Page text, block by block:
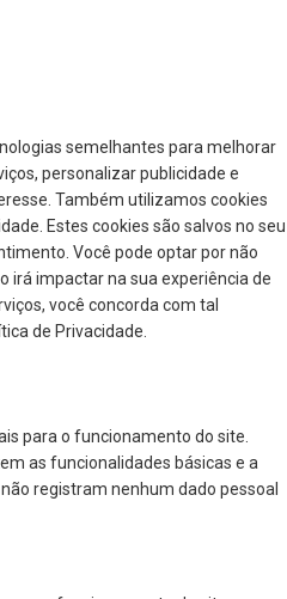
semelhantes para melhorar
personalizar publicidade e
Também utilizamos cookies
Estes cookies são salvos no seu
Você pode optar por não
irá impactar na sua experiência de
você concorda com tal
de Privacidade.
para o funcionamento do site.
as funcionalidades básicas e a
registram nenhum dado pessoal